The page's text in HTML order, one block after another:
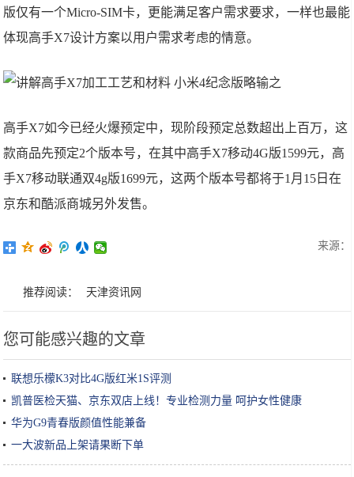
版仅有一个Micro-SIM卡，更能满足客户需求要求，一样也最能
体现高手X7设计方案以用户需求考虑的情意。
高手X7如今已经火爆预定中，现阶段预定总数超出上百万，这
款商品先预定2个版本号，在其中高手X7移动4G版1599元，高
手X7移动联通双4g版1699元，这两个版本号都将于1月15日在
京东和酷派商城另外发售。
来源：
推荐阅读： 天津资讯网
您可能感兴趣的文章
联想乐檬K3对比4G版红米1S评测
凯普医检天猫、京东双店上线！专业检测力量 呵护女性健康
华为G9青春版颜值性能兼备
一大波新品上架请果断下单